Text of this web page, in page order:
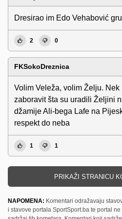
Dresirao im Edo Vehabović
2 0
FKSokoDreznica
Volim Veleža, volim Želju.
zaboravit šta su uradili Željini
džamije Ali-bega Lafe na
respekt do neba
1 1
PRIKAŽI STRANICU
NAPOMENA: Komentari odražavaju
i stavove portala SportSport.ba te portal